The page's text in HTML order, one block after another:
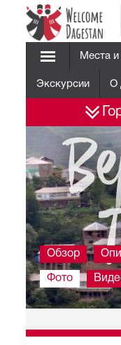
Места и
Экскурсии О
Обзор
Фото